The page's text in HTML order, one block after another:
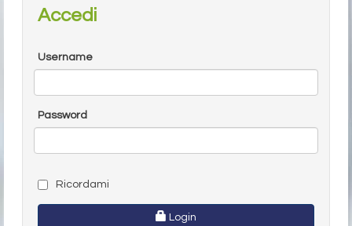
Accedi
Username
Password
Ricordami
Login